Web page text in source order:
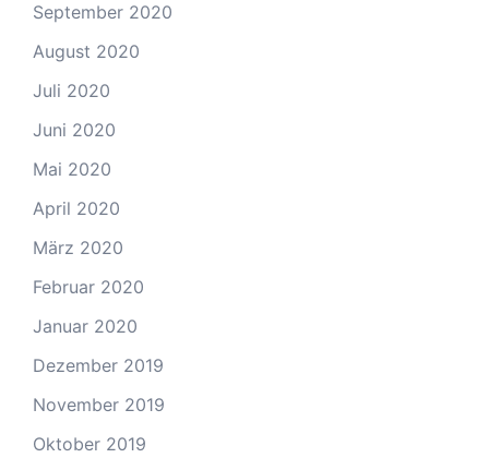
September 2020
August 2020
Juli 2020
Juni 2020
Mai 2020
April 2020
März 2020
Februar 2020
Januar 2020
Dezember 2019
November 2019
Oktober 2019